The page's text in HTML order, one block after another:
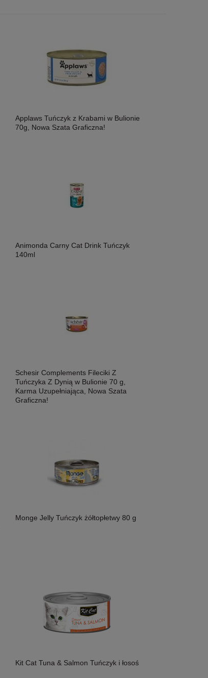
Ekologiczny Wołowina Z Dodatkiem
Ekologicznych Jabłek I Płatków
Applaws Tuńczyk z Krabami w Bulionie
70g, Nowa Szata Graficzna!
Animonda Carny Cat Drink Tuńczyk
140ml
Schesir Complements Fileciki Z
Tuńczyka Z Dynią w Bulionie 70 g,
Karma Uzupełniająca, Nowa Szata
Graficzna!
Monge Jelly Tuńczyk żółtopłetwy 80 g
Kit Cat Tuna & Salmon Tuńczyk i łosoś